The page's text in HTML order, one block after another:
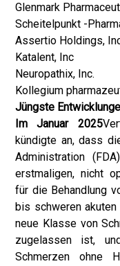
Glenmark
Scheitelpunkt -
Assertio Holdings,
Katalent, Inc
Neuropathix, Inc.
Kollegium
Jüngste
Im Januar 2025
kündigte an, dass
Administration
erstmaligen, nicht
für die Behandlung
bis schweren
neue Klasse von
zugelassen ist,
Schmerzen ohne